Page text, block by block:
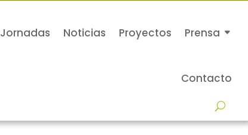
Jornadas Noticias Proyectos Prensa
Contacto